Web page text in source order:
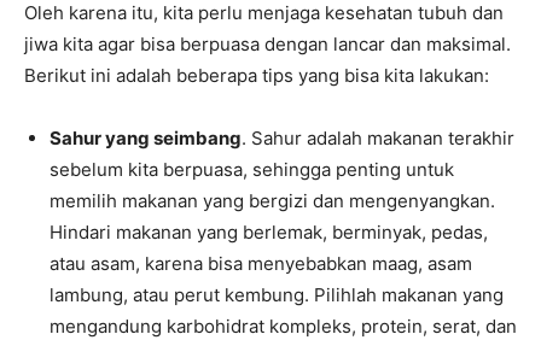
Oleh karena itu, kita perlu menjaga kesehatan tubuh dan
jiwa kita agar bisa berpuasa dengan lancar dan maksimal.
Berikut ini adalah beberapa tips yang bisa kita lakukan:
Sahur yang seimbang. Sahur adalah makanan terakhir
sebelum kita berpuasa, sehingga penting untuk
memilih makanan yang bergizi dan mengenyangkan.
Hindari makanan yang berlemak, berminyak, pedas,
atau asam, karena bisa menyebabkan maag, asam
lambung, atau perut kembung. Pilihlah makanan yang
mengandung karbohidrat kompleks, protein, serat, dan